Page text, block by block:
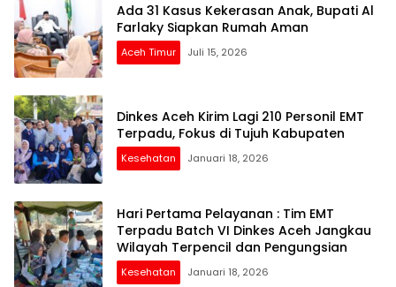
Ada 31 Kasus Kekerasan Anak, Bupati Al
Farlaky Siapkan Rumah Aman
Aceh Timur Juli 15, 2026
Dinkes Aceh Kirim Lagi 210 Personil EMT
Terpadu, Fokus di Tujuh Kabupaten
Kesehatan Januari 18, 2026
Hari Pertama Pelayanan : Tim EMT
Terpadu Batch VI Dinkes Aceh Jangkau
Wilayah Terpencil dan Pengungsian
Kesehatan Januari 18, 2026